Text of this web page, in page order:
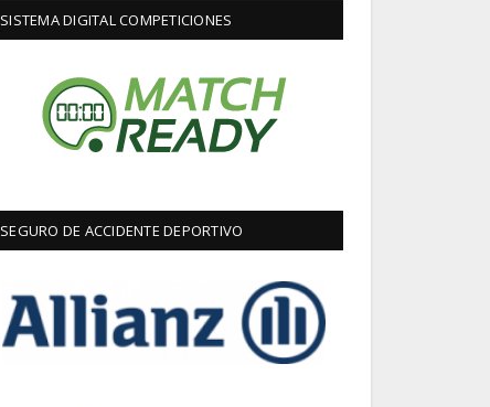
SISTEMA DIGITAL COMPETICIONES
SEGURO DE ACCIDENTE DEPORTIVO